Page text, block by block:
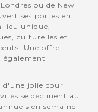
ou de New
ses portes en
lieu unique,
culturelles et
Une offre
également
d'une jolie cour
se déclinent au
en semaine